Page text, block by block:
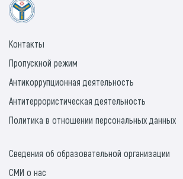
Контакты
Пропускной режим
Антикоррупционная деятельность
Антитеррористическая деятельность
Политика в отношении персональных данных
Сведения об образовательной организации
СМИ о нас